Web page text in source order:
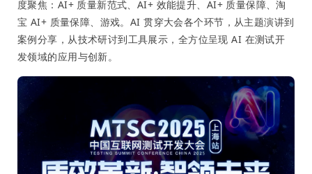
度聚焦：AI+ 质量新范式、AI+ 效能提升、AI+ 质量保障、淘
宝 AI+ 质量保障、游戏。AI 贯穿大会各个环节，从主题演讲到
案例分享，从技术研讨到工具展示，全方位呈现 AI 在测试开
发领域的应用与创新。